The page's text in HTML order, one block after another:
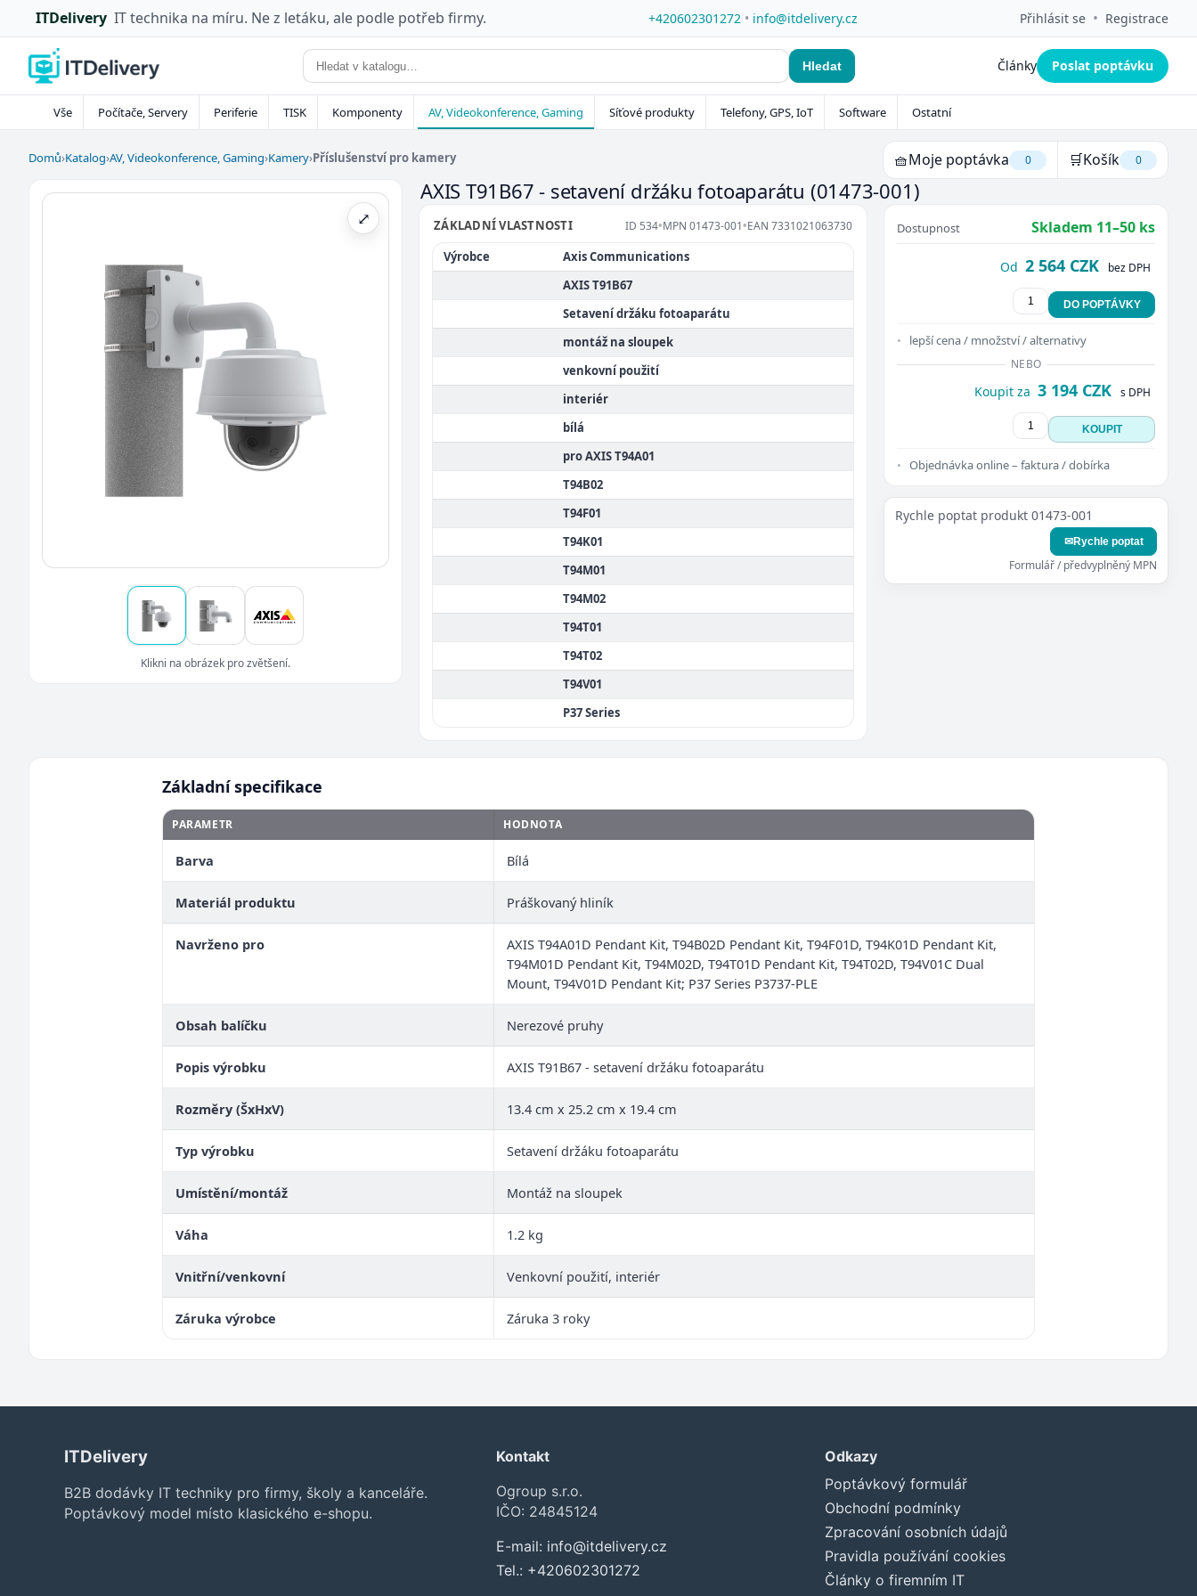
ITDelivery IT technika na míru. Ne z letáku, ale podle potřeb firmy. +420602301272 • info@itdelivery.cz Přihlásit se • Registrace
Hledat Články Poslat poptávku
Vše Počítače, Servery Periferie TISK Komponenty AV, Videokonference, Gaming Síťové produkty Telefony, GPS, IoT Software Ostatní
Domů›Katalog›AV, Videokonference, Gaming›Kamery›Příslušenství pro kamery 🧺Moje poptávka 0 🛒Košík 0
⤢
Klikni na obrázek pro zvětšení.
AXIS T91B67 - setavení držáku fotoaparátu (01473-001)
ZÁKLADNÍ VLASTNOSTI ID 534•MPN 01473-001•EAN 7331021063730
Výrobce
Axis Communications
AXIS T91B67
Setavení držáku fotoaparátu
montáž na sloupek
venkovní použití
interiér
bílá
pro AXIS T94A01
T94B02
T94F01
T94K01
T94M01
T94M02
T94T01
T94T02
T94V01
P37 Series
Dostupnost Skladem 11–50 ks
Od 2 564 CZK bez DPH
DO POPTÁVKY
lepší cena / množství / alternativy
NEBO
Koupit za 3 194 CZK s DPH
KOUPIT
Objednávka online – faktura / dobírka
Rychle poptat produkt 01473-001
✉Rychle poptat
Formulář / předvyplněný MPN
Základní specifikace
PARAMETR HODNOTA
Barva Bílá
Materiál produktu Práškovaný hliník
Navrženo pro
AXIS T94A01D Pendant Kit, T94B02D Pendant Kit, T94F01D, T94K01D Pendant Kit,
T94M01D Pendant Kit, T94M02D, T94T01D Pendant Kit, T94T02D, T94V01C Dual
Mount, T94V01D Pendant Kit; P37 Series P3737-PLE
Obsah balíčku Nerezové pruhy
Popis výrobku AXIS T91B67 - setavení držáku fotoaparátu
Rozměry (ŠxHxV) 13.4 cm x 25.2 cm x 19.4 cm
Typ výrobku Setavení držáku fotoaparátu
Umístění/montáž Montáž na sloupek
Váha 1.2 kg
Vnitřní/venkovní Venkovní použití, interiér
Záruka výrobce Záruka 3 roky
ITDelivery
B2B dodávky IT techniky pro firmy, školy a kanceláře.
Poptávkový model místo klasického e-shopu.
Kontakt
Ogroup s.r.o.
IČO: 24845124
E-mail: info@itdelivery.cz
Tel.: +420602301272
Odkazy
Poptávkový formulář
Obchodní podmínky
Zpracování osobních údajů
Pravidla používání cookies
Články o firemním IT